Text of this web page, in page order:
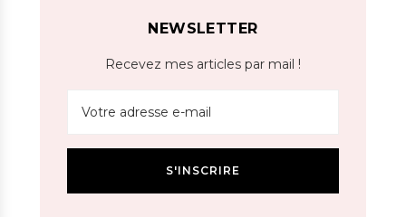
NEWSLETTER
Recevez mes articles par mail !